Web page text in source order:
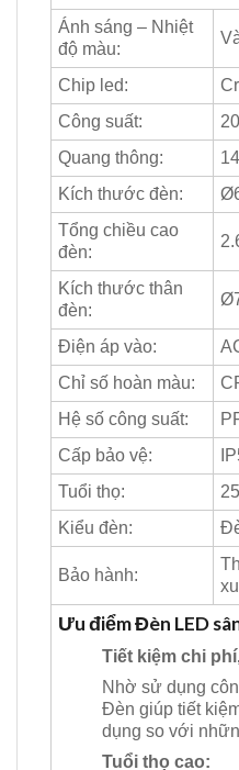
Ánh sáng – Nhiệt
độ màu:
Chip led:
Công suất:
Quang thông:
Kích thước đèn:
Tổng chiều cao
đèn:
Kích thước thân
đèn:
Điện áp vào:
Chỉ số hoàn màu:
Hệ số công suất:
Cấp bảo vệ:
Tuổi thọ:
Kiểu đèn:
Bảo hành:
Ưu điểm Đèn LED
Tiết kiệm chi
Nhờ sử dụng
Đèn giúp tiết
dụng so với
Tuổi thọ cao: